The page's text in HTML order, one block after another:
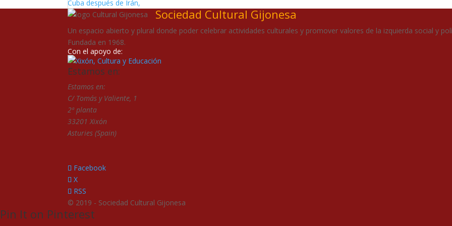
Cuba después de Irán,
Sociedad Cultural Gijonesa
Un espacio abierto y plural donde poder celebrar actividades culturales y promover valores de la izquierda social y
Fundada en 1968.
Con el apoyo de:
Estamos en:
Estamos en:
C/ Tomás y Valiente, 1
2ª planta
33201 Xixón
Asturies (Spain)
Facebook
X
RSS
© 2019 - Sociedad Cultural Gijonesa
Pin It on Pinterest